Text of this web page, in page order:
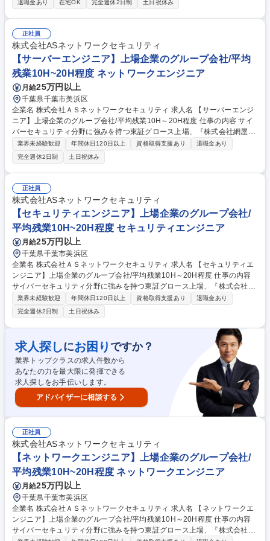
と組み合わせる医用電子機器の商品企画・設計開発・量産化支援 (2)海外
グループ会社製品への仕様インプットおよび国内導入業務 (3)既存製品の
代替設計・品質改良等の維持活動 【魅力】マーケティング部門と共に商品
企画から技術開発、設計、評価、量産化まで一気通貫で携われます。自身
の設計した機器が患者さんの命を救うことに直結し、高い社会貢献性とや
りがいを実感できる環境です。 募集職種 26022【静岡/長泉(三島)】医療
機器の機械設計(シニア技術者)/業界不問
退職金あり 在宅OK 完全週休2日制 土日祝休み
正社員
株式会社ASネットワークセキュリティ
【サーバーエンジニア】上場企業のグループ会社/平均
残業10H~20H程度 ネットワークエンジニア
月給25万円以上
千葉県千葉市美浜区
企業名 株式会社ＡＳネットワークセキュリティ 求人名 【サーバーエンジ
ニア】上場企業のグループ会社/平均残業10H～20H程度 仕事の内容 サイ
バーセキュリティ分野に強みを持つ東証グロース上場、『株式会社網屋』
のグループ企業である当社にて、サーバーエンジニアとしてサーバーシス
テムの企画から設計・構築、運用保守までをお任せいたします。 ◆1から
10まで全ての工程に関わることができるので、ステップアップをしながら
業務の幅を徐々に広げることができます。 ◎プロジェクトへの配属におい
ては良い環境下でパフォーマンスができるよう、一人ひとりの現状スキル
にあったプロジェクトを一緒に決めています。 募集職種 【サーバーエン
ジニア】上場企業のグループ会社/平均残業10H～20H程度
業界未経験歓迎 年間休日120日以上 資格取得支援あり
退職金あり
完全週休2日制
土日祝休み
正社員
株式会社ASネットワークセキュリティ
【セキュリティエンジニア】上場企業のグループ会社/
平均残業10H~20H程度 セキュリティエンジニア
月給25万円以上
千葉県千葉市美浜区
企業名 株式会社ＡＳネットワークセキュリティ 求人名 【セキュリティエ
ンジニア】上場企業のグループ会社/平均残業10H～20H程度 仕事の内容
サイバーセキュリティ分野に強みを持つ東証グロース上場、『株式会社網
屋』のグループ企業である当社にて、セキュリティエンジニアをお任せい
たします。 《具体的には》 ◆webアプリケーションやサーバ・ネットワ
ークのセキュリティ・安全性・脆弱性チェック ◆レポート作成 ◆お客様
へのフィードバックなどをお任せします ◎プロジェクトへの配属において
は良い環境下でパフォーマンスができるよう、一人ひとりの現状スキルに
あったプロジェクトを一緒に決めています。 募集職種 【セキュリティエ
ンジニア】上場企業のグループ会社/平均残業10H～20H程度
業界未経験歓迎 年間休日120日以上 資格取得支援あり
退職金あり
完全週休2日制
土日祝休み
求人探しにお困り ですか？
業界トップクラスの求人件数から
あなたの力を最大限に発揮できる
求人探しをお手伝いします。
アドバイザーに相談する
正社員
株式会社ASネットワークセキュリティ
【ネットワークエンジニア】上場企業のグループ会社/
平均残業10H~20H程度 ネットワークエンジニア
月給25万円以上
千葉県千葉市美浜区
企業名 株式会社ＡＳネットワークセキュリティ 求人名 【ネットワークエ
ンジニア】上場企業のグループ会社/平均残業10H～20H程度 仕事の内容
サイバーセキュリティ分野に強みを持つ東証グロース上場、『株式会社網